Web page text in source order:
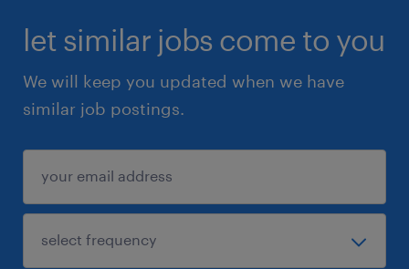
let similar jobs come to you
We will keep you updated when we have
similar job postings.